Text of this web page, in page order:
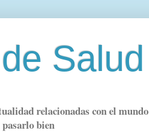
Salud
relacionadas con el
bien